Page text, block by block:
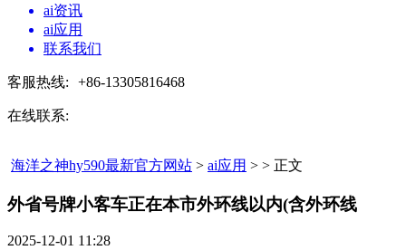
ai资讯
ai应用
联系我们
客服热线: +86-13305816468
在线联系:
海洋之神hy590最新官方网站 > ai应用 > > 正文
外省号牌小客车正在本市外环线以内(含外环线​
2025-12-01 11:28